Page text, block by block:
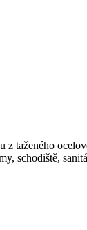
taženého
schodiště,